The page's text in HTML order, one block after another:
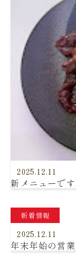
2025.12.11
新メニューです
新着情報
2025.12.11
年末年始の営